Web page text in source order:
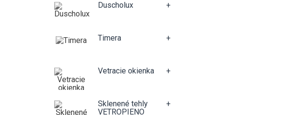
Duscholux +
Timera +
Vetracie okienka +
Sklenené tehly
VETROPIENO
+